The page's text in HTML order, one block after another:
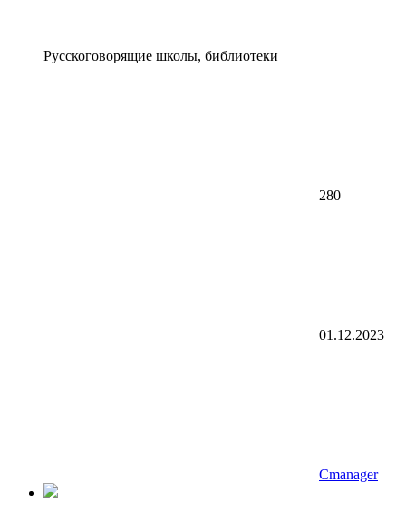
Русскоговорящие школы, библиотеки
280
01.12.2023
Cmanager